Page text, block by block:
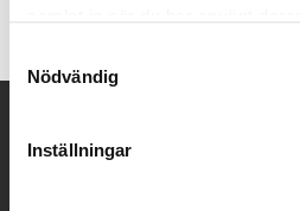
Nödvändig
Inställningar